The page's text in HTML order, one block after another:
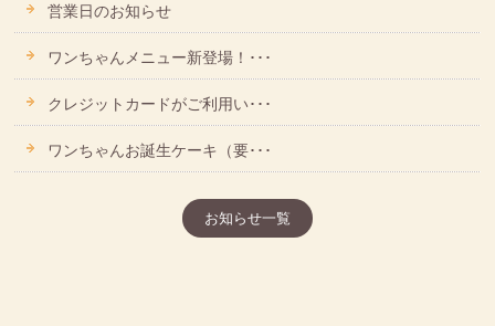
営業日のお知らせ
ワンちゃんメニュー新登場！･･･
クレジットカードがご利用い･･･
ワンちゃんお誕生ケーキ（要･･･
お知らせ一覧